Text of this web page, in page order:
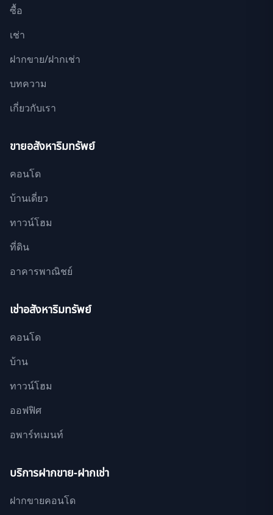
ซื้อ
เช่า
ฝากขาย/ฝากเช่า
บทความ
เกี่ยวกับเรา
ขายอสังหาริมทรัพย์
คอนโด
บ้านเดี่ยว
ทาวน์โฮม
ที่ดิน
อาคารพาณิชย์
เช่าอสังหาริมทรัพย์
คอนโด
บ้าน
ทาวน์โฮม
ออฟฟิศ
อพาร์ทเมนท์
บริการฝากขาย-ฝากเช่า
ฝากขายคอนโด